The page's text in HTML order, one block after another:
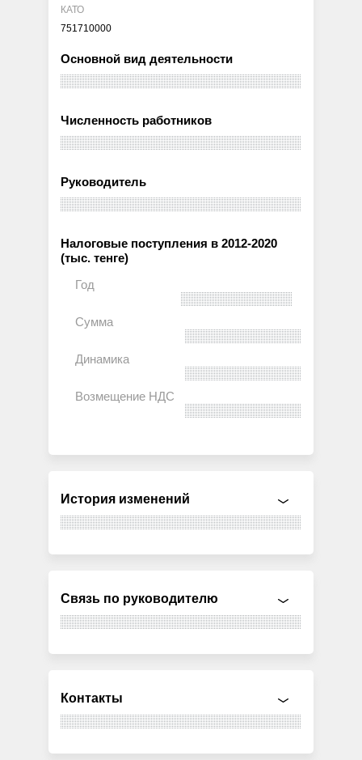
КАТО
751710000
Основной вид деятельности
Численность работников
Руководитель
Налоговые поступления в 2012-2020
(тыс. тенге)
История изменений
Связь по руководителю
Контакты